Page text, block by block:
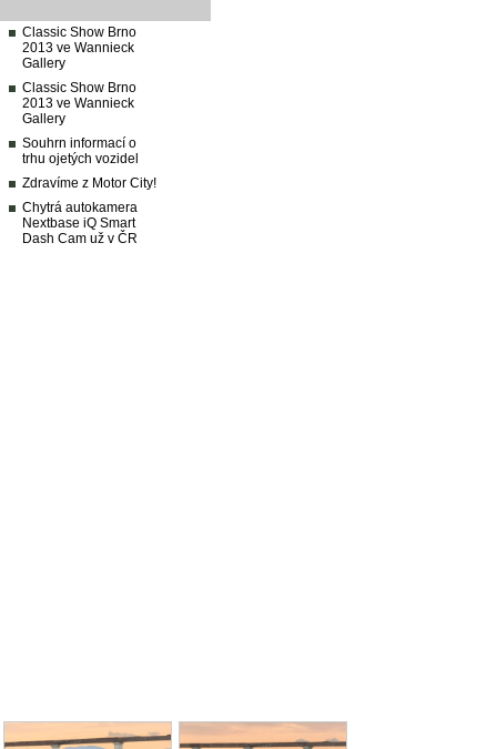
Classic Show Brno
2013 ve Wannieck
Gallery
Classic Show Brno
2013 ve Wannieck
Gallery
Souhrn informací o
trhu ojetých vozidel
Zdravíme z Motor City!
Chytrá autokamera
Nextbase iQ Smart
Dash Cam už v ČR